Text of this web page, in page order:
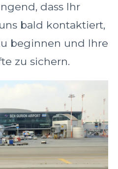
dass Ihr
bald kontaktiert,
beginnen und Ihre
zu sichern.